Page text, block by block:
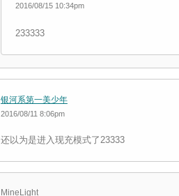
2016/08/15 10:34pm
233333
银河系第一美少年
2016/08/11 8:06pm
还以为是进入现充模式了23333
MineLight